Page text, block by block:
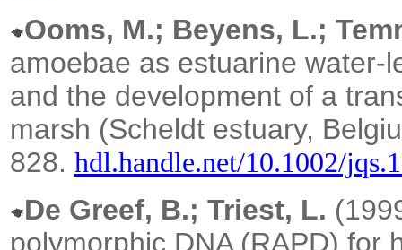
Ooms, M.; Beyens, L.;
amoebae as estuarine water-
and the development of a
marsh (Scheldt estuary,
828. hdl.handle.net/10.1002/
De Greef, B.; Triest, L.
polymorphic DNA (RAPD) for